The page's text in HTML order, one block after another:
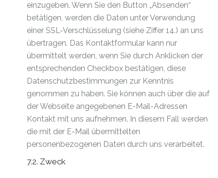
einzugeben. Wenn Sie den Button „Absenden“
betätigen, werden die Daten unter Verwendung
einer SSL-Verschlüsselung (siehe Ziffer 14.) an uns
übertragen. Das Kontaktformular kann nur
übermittelt werden, wenn Sie durch Anklicken der
entsprechenden Checkbox bestätigen, diese
Datenschutzbestimmungen zur Kenntnis
genommen zu haben. Sie können auch über die auf
der Webseite angegebenen E-Mail-Adressen
Kontakt mit uns aufnehmen. In diesem Fall werden
die mit der E-Mail übermittelten
personenbezogenen Daten durch uns verarbeitet.
7.2. Zweck